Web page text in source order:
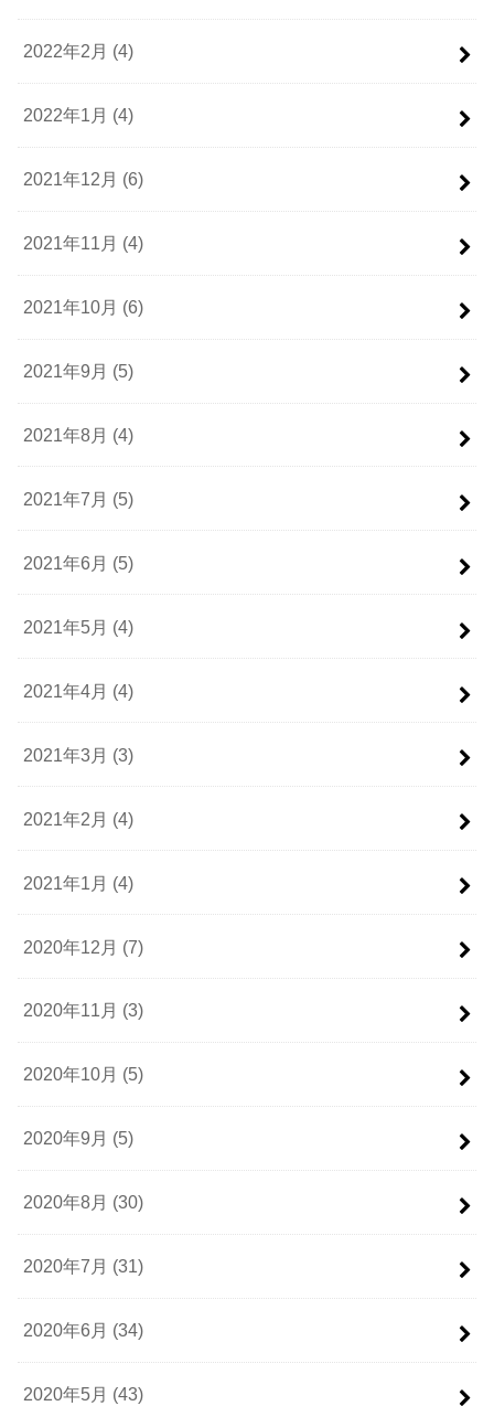
2022年2月 (4)
2022年1月 (4)
2021年12月 (6)
2021年11月 (4)
2021年10月 (6)
2021年9月 (5)
2021年8月 (4)
2021年7月 (5)
2021年6月 (5)
2021年5月 (4)
2021年4月 (4)
2021年3月 (3)
2021年2月 (4)
2021年1月 (4)
2020年12月 (7)
2020年11月 (3)
2020年10月 (5)
2020年9月 (5)
2020年8月 (30)
2020年7月 (31)
2020年6月 (34)
2020年5月 (43)